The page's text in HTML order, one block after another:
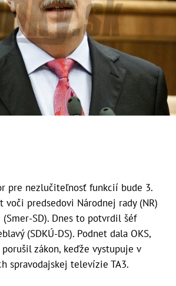
pre nezlučiteľnosť funkcií bude 3.
predsedovi Národnej rady (NR)
(Smer-SD). Dnes to potvrdil šéf
(SDKÚ-DS). Podnet dala OKS,
zákon, keďže vystupuje v
spravodajskej televízie TA3.